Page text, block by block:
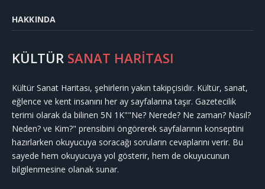
HAKKINDA
KÜLTÜR SANAT HARİTASI
Kültür Sanat Haritası, şehirlerin yakın takipçisidir. Kültür, sanat,
eğlence ve kent insanını her ay sayfalarına taşır. Gazetecilik
terimi olarak da bilinen 5N 1K""Ne? Nerede? Ne zaman? Nasıl?
Neden? ve Kim?" prensibini öngörerek sayfalarının konseptini
hazırlarken okuyucuya soracağı soruların cevaplarını verir. Bu
sayede hem okuyucuya yol gösterir, hem de okuyucunun
bilgilenmesine olanak sunar.